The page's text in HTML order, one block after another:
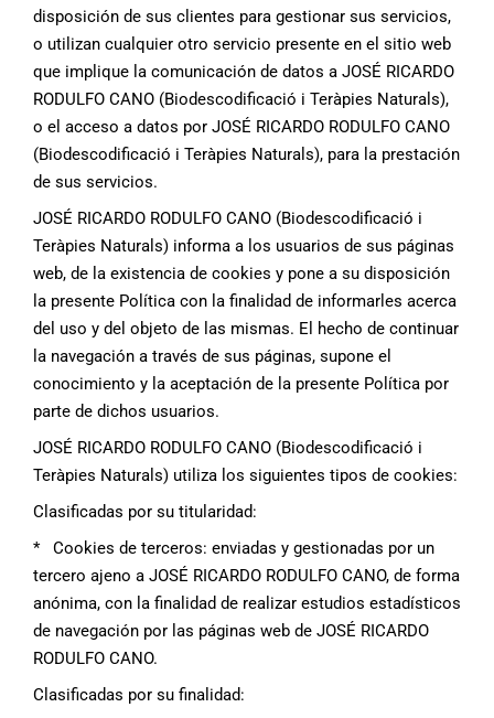
disposición de sus clientes para gestionar sus servicios,
o utilizan cualquier otro servicio presente en el sitio web
que implique la comunicación de datos a JOSÉ RICARDO
RODULFO CANO (Biodescodificació i Teràpies Naturals),
o el acceso a datos por JOSÉ RICARDO RODULFO CANO
(Biodescodificació i Teràpies Naturals), para la prestación
de sus servicios.
JOSÉ RICARDO RODULFO CANO (Biodescodificació i
Teràpies Naturals) informa a los usuarios de sus páginas
web, de la existencia de cookies y pone a su disposición
la presente Política con la finalidad de informarles acerca
del uso y del objeto de las mismas. El hecho de continuar
la navegación a través de sus páginas, supone el
conocimiento y la aceptación de la presente Política por
parte de dichos usuarios.
JOSÉ RICARDO RODULFO CANO (Biodescodificació i
Teràpies Naturals) utiliza los siguientes tipos de cookies:
Clasificadas por su titularidad:
* Cookies de terceros: enviadas y gestionadas por un
tercero ajeno a JOSÉ RICARDO RODULFO CANO, de forma
anónima, con la finalidad de realizar estudios estadísticos
de navegación por las páginas web de JOSÉ RICARDO
RODULFO CANO.
Clasificadas por su finalidad: